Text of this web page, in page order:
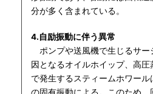
分が多く含まれている。
4.自励振動に伴う異常
ポンプや送風機で生じるサー
因となるオイルホイップ、高
で発生するスティームホワー